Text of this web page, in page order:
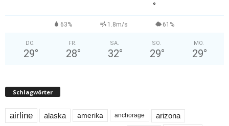
°
63% 1.8m/s 61%
DO.
29°
FR.
28°
SA.
32°
SO.
29°
MO.
29°
Schlagwörter
airline alaska amerika anchorage arizona